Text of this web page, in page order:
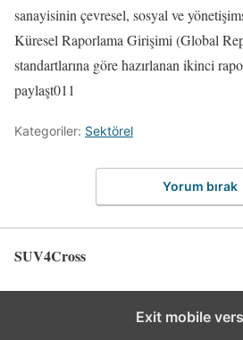
sanayisinin çevresel, sosyal ve
Küresel Raporlama Girişimi (Global
standartlarına göre hazırlanan ikinci
paylaşt011
Kategoriler: Sektörel
Yorum bırak
SUV4Cross
Exit mobile